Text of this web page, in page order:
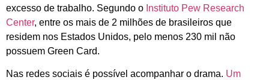
excesso de trabalho. Segundo o Instituto Pew Research
Center, entre os mais de 2 milhões de brasileiros que
residem nos Estados Unidos, pelo menos 230 mil não
possuem Green Card.
Nas redes sociais é possível acompanhar o drama. Um